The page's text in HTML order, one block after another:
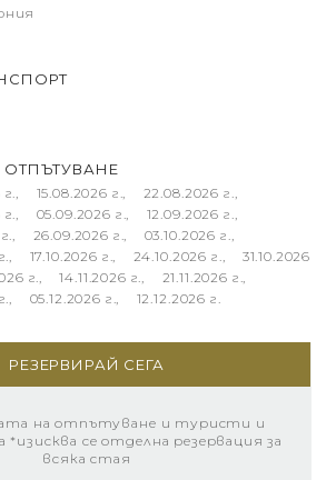
ОТПЪТУВАНЕ
г., 15.08.2026 г., 22.08.2026 г.,
г., 05.09.2026 г., 12.09.2026 г.,
г., 26.09.2026 г., 03.10.2026 г.,
г., 17.10.2026 г., 24.10.2026 г., 31.10.2026
г., 14.11.2026 г., 21.11.2026 г.,
г., 05.12.2026 г., 12.12.2026 г.
РЕЗЕРВИРАЙ СЕГА
на отпътуване и туристи и
*изисква се отделна резервация за
всяка стая